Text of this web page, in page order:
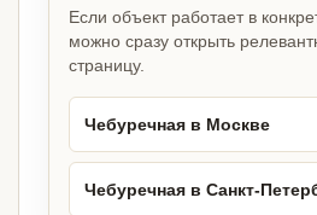
Если объект работает в
можно сразу открыть
страницу.
Чебуречная в Москве
Чебуречная в Санкт-